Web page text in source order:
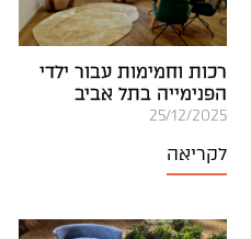
רכות וחמימות עבור ילדי
הפנימייה בתל אביב
25/12/2025
לקריאה